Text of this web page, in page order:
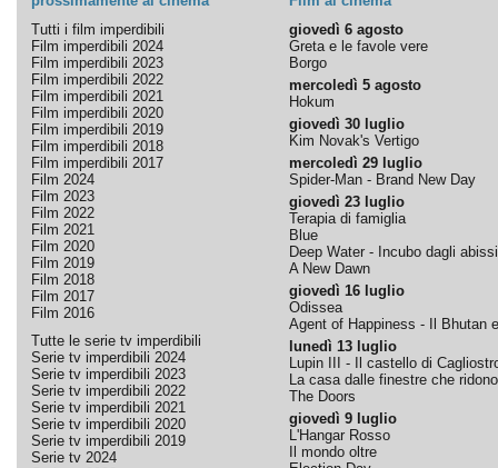
Tutti i film imperdibili
Film imperdibili 2024
Film imperdibili 2023
Film imperdibili 2022
Film imperdibili 2021
Film imperdibili 2020
Film imperdibili 2019
Film imperdibili 2018
Film imperdibili 2017
Film 2024
Film 2023
Film 2022
Film 2021
Film 2020
Film 2019
Film 2018
Film 2017
Film 2016
Tutte le serie tv imperdibili
Serie tv imperdibili 2024
Serie tv imperdibili 2023
Serie tv imperdibili 2022
Serie tv imperdibili 2021
Serie tv imperdibili 2020
Serie tv imperdibili 2019
Serie tv 2024
giovedì 6 agosto
Greta e le favole vere
Borgo
mercoledì 5 agosto
Hokum
giovedì 30 luglio
Kim Novak's Vertigo
mercoledì 29 luglio
Spider-Man - Brand New Day
giovedì 23 luglio
Terapia di famiglia
Blue
Deep Water - Incubo dagli abissi
A New Dawn
giovedì 16 luglio
Odissea
Agent of Happiness - Il Bhutan
lunedì 13 luglio
Lupin III - Il castello di
La casa dalle finestre che ridono
The Doors
giovedì 9 luglio
L'Hangar Rosso
Il mondo oltre